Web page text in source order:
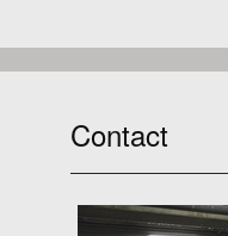
Contact